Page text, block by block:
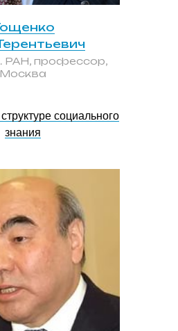
РАН, профессор,
Москва
социального
знания